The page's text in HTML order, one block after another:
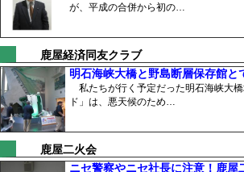
が、平成の合併から初の…
鹿屋経済同友クラブ
明石海峡大橋と野島断層保存館
私たちが行く予定だった明石海峡大
ド」は、悪天候のため…
鹿屋二火会
ニセ警察やニセ社長に注意！鹿